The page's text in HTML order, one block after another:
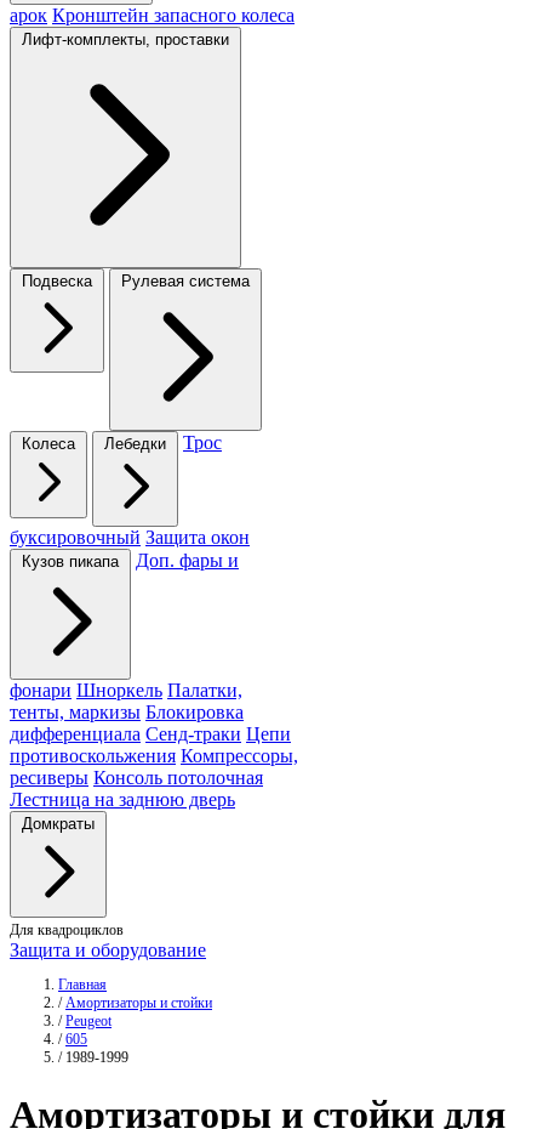
арок Кронштейн запасного колеса
Лифт-комплекты, проставки
Подвеска Рулевая система
Колеса Лебедки Трос
буксировочный Защита окон
Кузов пикапа Доп. фары и
фонари Шноркель Палатки,
тенты, маркизы Блокировка
дифференциала Сенд-траки Цепи
противоскольжения Компрессоры,
ресиверы Консоль потолочная
Лестница на заднюю дверь
Домкраты
Для квадроциклов
Защита и оборудование
Главная
/ Амортизаторы и стойки
/ Peugeot
/ 605
/ 1989-1999
Амортизаторы и стойки для